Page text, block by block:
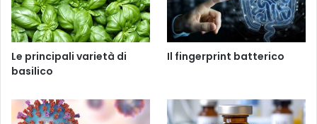
Le principali varietà di
basilico
Il fingerprint batterico